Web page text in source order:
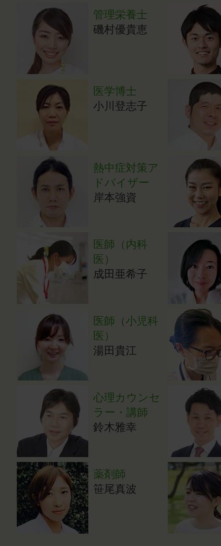
管理栄養士
磯村優貴恵
医学博士
小川登志子
熱中症対策ア
ドバイザー
岸本強資
医師（内科
医）
成田亜希子
医師（小児科
医）
湯田貴江
心理カウンセ
ラー・講師
鈴木雅幸
薬剤師
笹尾真波